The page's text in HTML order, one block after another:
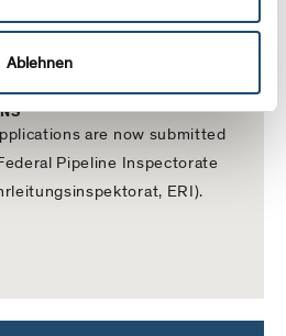
Ablehnen
are now submitted
Pipeline Inspectorate
ERI).